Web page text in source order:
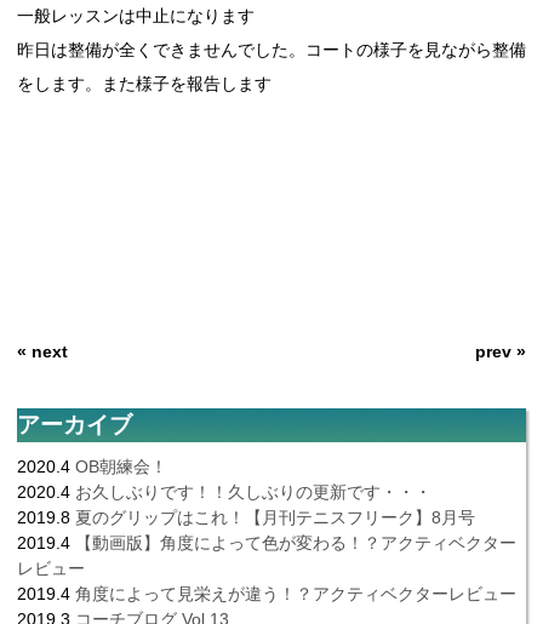
一般レッスンは中止になります
昨日は整備が全くできませんでした。コートの様子を見ながら整備
をします。また様子を報告します
« next prev »
アーカイブ
2020.4 OB朝練会！
2020.4 お久しぶりです！！久しぶりの更新です・・・
2019.8 夏のグリップはこれ！【月刊テニスフリーク】8月号
2019.4
【動画版】角度によって色が変わる！？アクティベクター
レビュー
2019.4 角度によって見栄えが違う！？アクティベクターレビュー
2019.3 コーチブログ Vol.13